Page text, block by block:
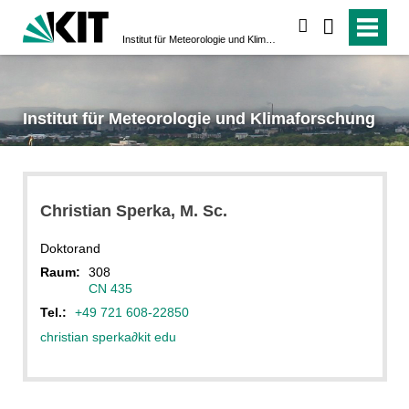
Institut für Meteorologie und Klimaforschung
Christian Sperka, M. Sc.
Doktorand
Raum:
308
CN 435
Tel.:
+49 721 608-22850
christian sperka∂kit edu